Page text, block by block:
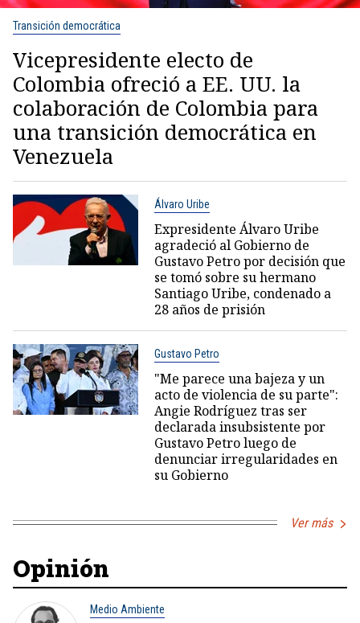
Transición democrática
Vicepresidente electo de
Colombia ofreció a EE. UU. la
colaboración de Colombia para
una transición democrática en
Venezuela
Álvaro Uribe
Expresidente Álvaro Uribe
agradeció al Gobierno de
Gustavo Petro por decisión que
se tomó sobre su hermano
Santiago Uribe, condenado a
28 años de prisión
Gustavo Petro
"Me parece una bajeza y un
acto de violencia de su parte":
Angie Rodríguez tras ser
declarada insubsistente por
Gustavo Petro luego de
denunciar irregularidades en
su Gobierno
Ver más
Opinión
Medio Ambiente